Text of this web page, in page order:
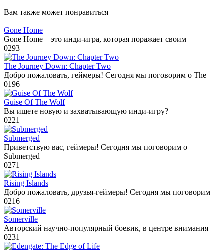
Вам также может понравиться
Gone Home
Gone Home – это инди-игра, которая поражает своим
0293
The Journey Down: Chapter Two
Добро пожаловать, геймеры! Сегодня мы поговорим о The
0196
Guise Of The Wolf
Вы ищете новую и захватывающую инди-игру?
0221
Submerged
Приветствую вас, геймеры! Сегодня мы поговорим о
Submerged –
0271
Rising Islands
Добро пожаловать, друзья-геймеры! Сегодня мы поговорим
0216
Somerville
Авторский научно-популярный боевик, в центре внимания
0231